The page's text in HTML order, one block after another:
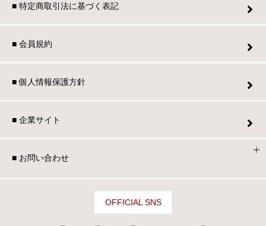
■ 特定商取引法に基づく表記
■ 会員規約
■ 個人情報保護方針
■ 企業サイト
■ お問い合わせ
OFFICIAL SNS